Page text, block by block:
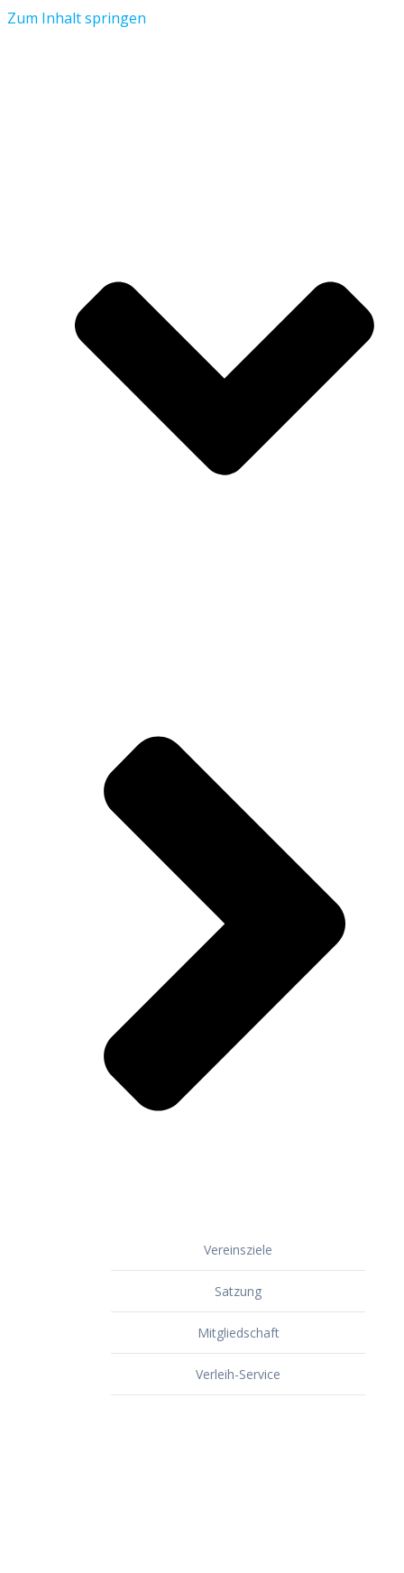
Zum Inhalt springen
Vereinsziele
Satzung
Mitgliedschaft
Verleih-Service